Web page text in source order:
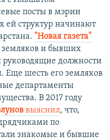
посты в мэрии
ей структур начинают
"Новая газета"
земляков и бывших
руководящие должности
Еще шесть его земляков
департаменты
В 2017 году
выяснил, что,
по
знакомые и бывшие